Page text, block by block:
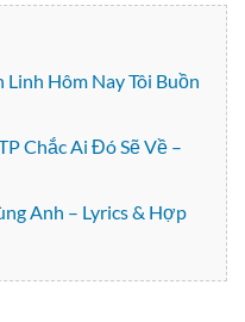
Hôm Nay Tôi Buồn
Chắc Ai Đó Sẽ Về –
Anh – Lyrics & Hợp